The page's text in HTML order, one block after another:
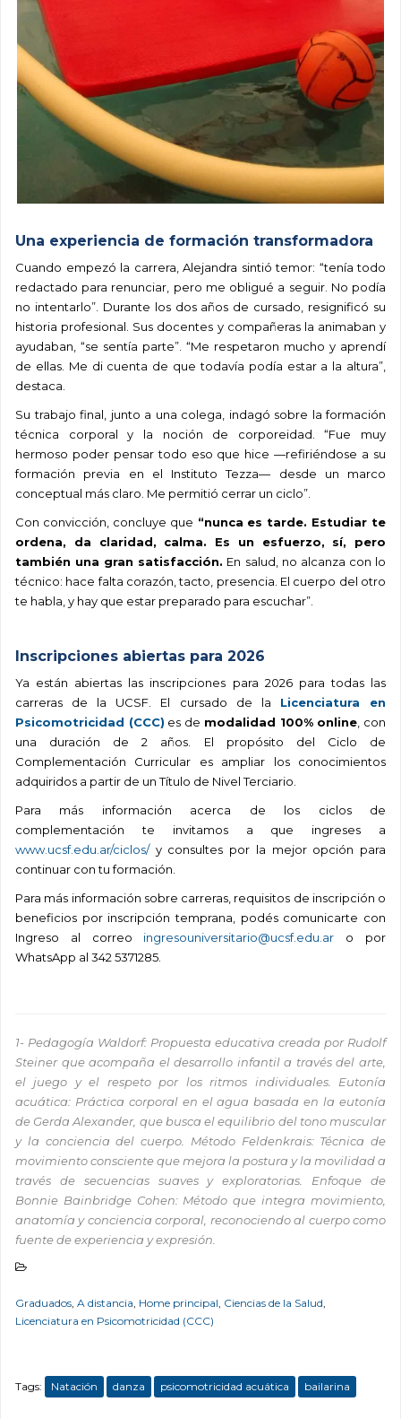
Una experiencia de formación transformadora
Cuando empezó la carrera, Alejandra sintió temor: “tenía todo
redactado para renunciar, pero me obligué a seguir. No podía
no intentarlo”. Durante los dos años de cursado, resignificó su
historia profesional. Sus docentes y compañeras la animaban y
ayudaban, “se sentía parte”. “Me respetaron mucho y aprendí
de ellas. Me di cuenta de que todavía podía estar a la altura”,
destaca.
Su trabajo final, junto a una colega, indagó sobre la formación
técnica corporal y la noción de corporeidad. “Fue muy
hermoso poder pensar todo eso que hice —refiriéndose a su
formación previa en el Instituto Tezza— desde un marco
conceptual más claro. Me permitió cerrar un ciclo”.
Con convicción, concluye que “nunca es tarde. Estudiar te
ordena, da claridad, calma. Es un esfuerzo, sí, pero
también una gran satisfacción. En salud, no alcanza con lo
técnico: hace falta corazón, tacto, presencia. El cuerpo del otro
te habla, y hay que estar preparado para escuchar”.
Inscripciones abiertas para 2026
Ya están abiertas las inscripciones para 2026 para todas las
carreras de la UCSF. El cursado de la Licenciatura en
Psicomotricidad (CCC) es de modalidad 100% online , con
una duración de 2 años. El propósito del Ciclo de
Complementación Curricular es ampliar los conocimientos
adquiridos a partir de un Título de Nivel Terciario.
Para más información acerca de los ciclos de
complementación te invitamos a que ingreses a
www.ucsf.edu.ar/ciclos/y consultes por la mejor opción para
continuar con tu formación.
Para más información sobre carreras, requisitos de inscripción o
beneficios por inscripción temprana, podés comunicarte con
Ingreso al correo ingresouniversitario@ucsf.edu.ar o por
WhatsApp al 342 5371285.
1- Pedagogía Waldorf: Propuesta educativa creada por Rudolf
Steiner que acompaña el desarrollo infantil a través del arte,
el juego y el respeto por los ritmos individuales. Eutonía
acuática: Práctica corporal en el agua basada en la eutonía
de Gerda Alexander, que busca el equilibrio del tono muscular
y la conciencia del cuerpo. Método Feldenkrais: Técnica de
movimiento consciente que mejora la postura y la movilidad a
través de secuencias suaves y exploratorias. Enfoque de
Bonnie Bainbridge Cohen: Método que integra movimiento,
anatomía y conciencia corporal, reconociendo al cuerpo como
fuente de experiencia y expresión.
Graduados A distancia Home principal Ciencias de la Salud
Licenciatura en Psicomotricidad (CCC)
Tags: Natación danza psicomotricidad acuática bailarina